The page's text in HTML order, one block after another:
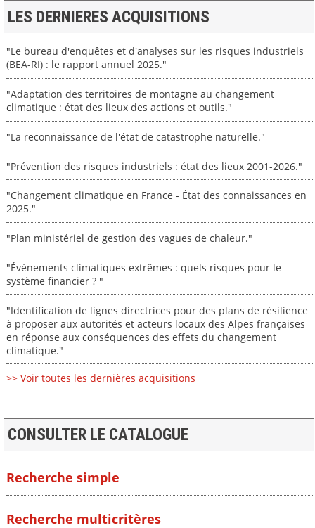
LES DERNIERES ACQUISITIONS
"Le bureau d'enquêtes et d'analyses sur les risques industriels
(BEA-RI) : le rapport annuel 2025."
"Adaptation des territoires de montagne au changement
climatique : état des lieux des actions et outils."
"La reconnaissance de l'état de catastrophe naturelle."
"Prévention des risques industriels : état des lieux 2001-2026."
"Changement climatique en France - État des connaissances en
2025."
"Plan ministériel de gestion des vagues de chaleur."
"Événements climatiques extrêmes : quels risques pour le
système financier ? "
"Identification de lignes directrices pour des plans de résilience
à proposer aux autorités et acteurs locaux des Alpes françaises
en réponse aux conséquences des effets du changement
climatique."
>> Voir toutes les dernières acquisitions
CONSULTER LE CATALOGUE
Recherche simple
Recherche multicritères